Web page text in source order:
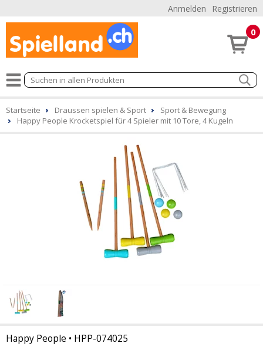
Anmelden Registrieren
0
Startseite Draussen spielen & Sport
Sport & Bewegung
Happy People Krocketspiel für 4 Spieler mit 10 Tore, 4 Kugeln
Happy People • HPP-074025